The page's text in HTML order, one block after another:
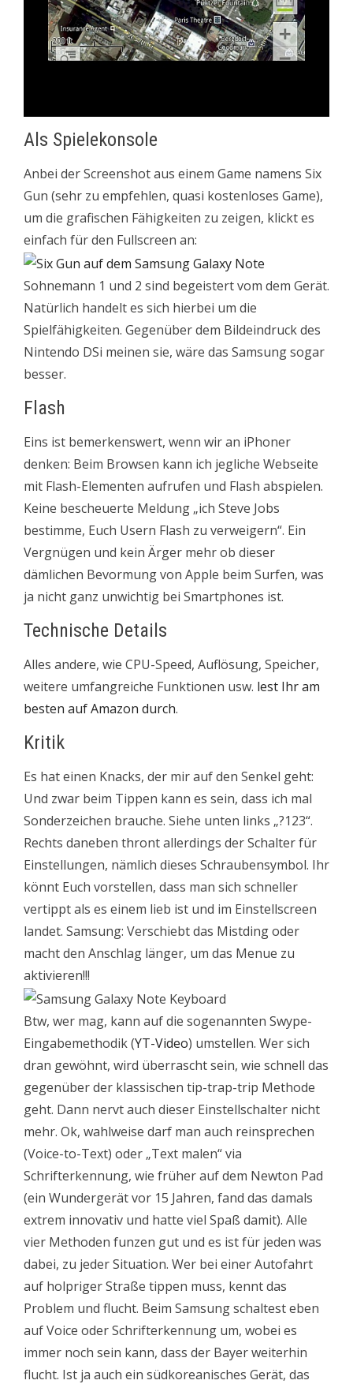
Als Spielekonsole
Anbei der Screenshot aus einem Game namens Six
Gun (sehr zu empfehlen, quasi kostenloses Game),
um die grafischen Fähigkeiten zu zeigen, klickt es
einfach für den Fullscreen an:
Sohnemann 1 und 2 sind begeistert vom dem Gerät.
Natürlich handelt es sich hierbei um die
Spielfähigkeiten. Gegenüber dem Bildeindruck des
Nintendo DSi meinen sie, wäre das Samsung sogar
besser.
Flash
Eins ist bemerkenswert, wenn wir an iPhoner
denken: Beim Browsen kann ich jegliche Webseite
mit Flash-Elementen aufrufen und Flash abspielen.
Keine bescheuerte Meldung „ich Steve Jobs
bestimme, Euch Usern Flash zu verweigern“. Ein
Vergnügen und kein Ärger mehr ob dieser
dämlichen Bevormung von Apple beim Surfen, was
ja nicht ganz unwichtig bei Smartphones ist.
Technische Details
Alles andere, wie CPU-Speed, Auflösung, Speicher,
weitere umfangreiche Funktionen usw. lest Ihr am
besten auf Amazon durch.
Kritik
Es hat einen Knacks, der mir auf den Senkel geht:
Und zwar beim Tippen kann es sein, dass ich mal
Sonderzeichen brauche. Siehe unten links „?123“.
Rechts daneben thront allerdings der Schalter für
Einstellungen, nämlich dieses Schraubensymbol. Ihr
könnt Euch vorstellen, dass man sich schneller
vertippt als es einem lieb ist und im Einstellscreen
landet. Samsung: Verschiebt das Mistding oder
macht den Anschlag länger, um das Menue zu
aktivieren!!!
Btw, wer mag, kann auf die sogenannten Swype-
Eingabemethodik (YT-Video) umstellen. Wer sich
dran gewöhnt, wird überrascht sein, wie schnell das
gegenüber der klassischen tip-trap-trip Methode
geht. Dann nervt auch dieser Einstellschalter nicht
mehr. Ok, wahlweise darf man auch reinsprechen
(Voice-to-Text) oder „Text malen“ via
Schrifterkennung, wie früher auf dem Newton Pad
(ein Wundergerät vor 15 Jahren, fand das damals
extrem innovativ und hatte viel Spaß damit). Alle
vier Methoden funzen gut und es ist für jeden was
dabei, zu jeder Situation. Wer bei einer Autofahrt
auf holpriger Straße tippen muss, kennt das
Problem und flucht. Beim Samsung schaltest eben
auf Voice oder Schrifterkennung um, wobei es
immer noch sein kann, dass der Bayer weiterhin
flucht. Ist ja auch ein südkoreanisches Gerät, das